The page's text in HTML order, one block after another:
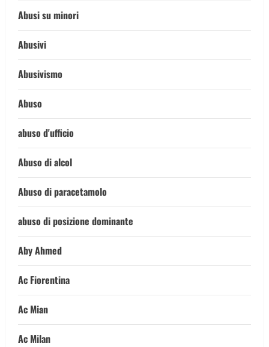
Abusi su minori
Abusivi
Abusivismo
Abuso
abuso d'ufficio
Abuso di alcol
Abuso di paracetamolo
abuso di posizione dominante
Aby Ahmed
Ac Fiorentina
Ac Mian
Ac Milan